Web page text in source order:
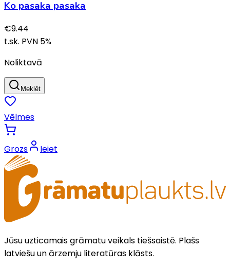
Ko pasaka pasaka
€9.44
t.sk. PVN 5%
Noliktavā
Meklēt
Vēlmes
Grozs Ieiet
Jūsu uzticamais grāmatu veikals tiešsaistē. Plašs
latviešu un ārzemju literatūras klāsts.